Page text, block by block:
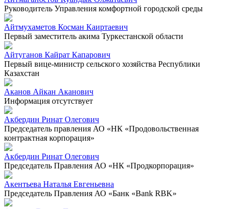
Руководитель Управления комфортной городской среды
Айтмухаметов Косман Каиртаевич
Первый заместитель акима Туркестанской области
Айтуганов Кайрат Капарович
Первый вице-министр сельского хозяйства Республики
Казахстан
Аканов Айкан Аканович
Информация отсутствует
Акбердин Ринат Олегович
Председатель правления АО «НК «Продовольственная
контрактная корпорация»
Акбердин Ринат Олегович
Председатель Правления АО «НК «Продкорпорация»
Акентьева Наталья Евгеньевна
Председатель Правления АО «Банк «Bank RBK»